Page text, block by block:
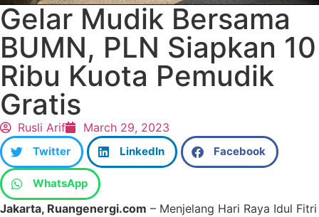
Gelar Mudik Bersama
BUMN, PLN Siapkan 10
Ribu Kuota Pemudik
Gratis
Rusli Arif March 29, 2023
Twitter LinkedIn Facebook
WhatsApp
Jakarta, Ruangenergi.com – Menjelang Hari Raya Idul Fitri